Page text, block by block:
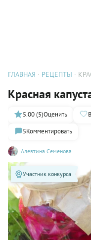
ГЛАВНАЯ РЕЦЕПТЫ
Красная
Алевтина Семенова
5.00 (5)Оценить
5Комментировать
Участник конкурса